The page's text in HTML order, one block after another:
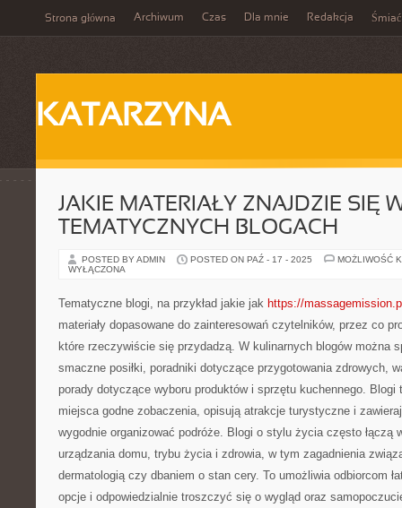
Strona główna Archiwum Czas Dla mnie Redakcja Śmiać
KATARZYNA
JAKIE MATERIAŁY ZNAJDZIE SIĘ
TEMATYCZNYCH BLOGACH
POSTED BY ADMIN POSTED ON PAŹ - 17 - 2025
MOŻLIWOŚĆ
WYŁĄCZONA
Tematyczne blogi, na przykład jakie jak https://
materiały dopasowane do zainteresowań czytelników, przez co
które rzeczywiście się przydadzą. W kulinarnych blogów można
smaczne posiłki, poradniki dotyczące przygotowania zdrowych,
porady dotyczące wyboru produktów i sprzętu kuchennego.
miejsca godne zobaczenia, opisują atrakcje turystyczne i
wygodnie organizować podróże. Blogi o stylu życia często łączą
urządzania domu, trybu życia i zdrowia, w tym zagadnienia
dermatologią czy dbaniem o stan cery. To umożliwia odbiorcom
opcje i odpowiedzialnie troszczyć się o wygląd oraz